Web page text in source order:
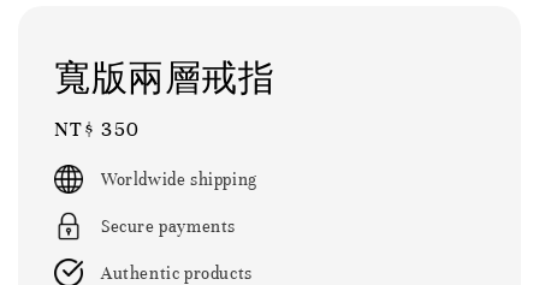
寬版兩層戒指
Regular
price
NT$ 350
Worldwide shipping
Secure payments
Authentic products